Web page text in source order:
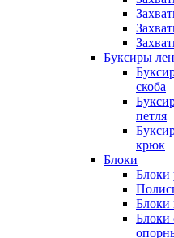
Буксиры
скоба
петля
крюк
Блоки
Блоки
Блоки